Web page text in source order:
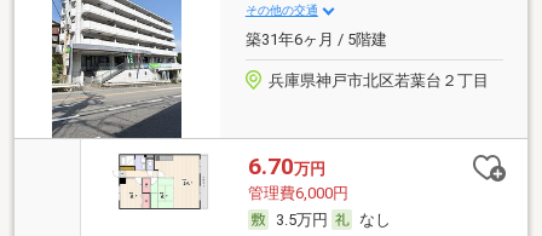
その他の交通
築31年6ヶ月 / 5階建
兵庫県神戸市北区若葉台２丁目
6.70万円
管理費6,000円
3.5万円
なし